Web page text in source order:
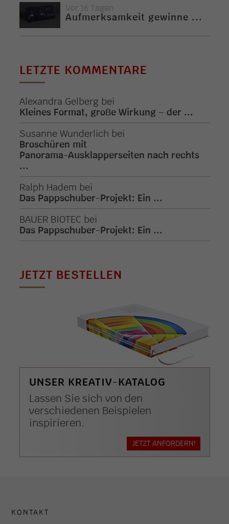
Vor 16 Tagen
Aufmerksamkeit gewinne ...
LETZTE KOMMENTARE
Alexandra Gelberg bei
Kleines Format, große Wirkung – der ...
Susanne Wunderlich bei
Broschüren mit
Panorama-Ausklapperseiten nach rechts
...
Ralph Hadem bei
Das Pappschuber-Projekt: Ein ...
BAUER BIOTEC bei
Das Pappschuber-Projekt: Ein ...
JETZT BESTELLEN
UNSER KREATIV-KATALOG
Lassen Sie sich von den
verschiedenen Beispielen
inspirieren.
JETZT ANFORDERN!
KONTAKT